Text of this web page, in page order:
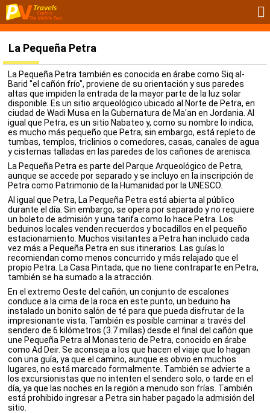
La Pequeña Petra
La Pequeña Petra también es conocida en árabe como Siq al-
Barid "el cañón frío", proviene de su orientación y sus paredes
altas que impiden la entrada de la mayor parte de la luz solar
disponible. Es un sitio arqueológico ubicado al Norte de Petra, en
ciudad de Wadi Musa en la Gubernatura de Ma'an en Jordania. Al
igual que Petra, es un sitio Nabateo y, como su nombre lo indica,
es mucho más pequeño que Petra; sin embargo, está repleto de
tumbas, templos, triclinios o comedores, casas, canales de agua
y cisternas talladas en las paredes de los cañones de arenisca.
La Pequeña Petra es parte del Parque Arqueológico de Petra,
aunque se accede por separado y se incluyo en la inscripción de
Petra como Patrimonio de la Humanidad por la UNESCO.
Al igual que Petra, La Pequeña Petra está abierta al público
durante el día. Sin embargo, se opera por separado y no requiere
un boleto de admisión y una tarifa como lo hace Petra. Los
beduinos locales venden recuerdos y bocadillos en el pequeño
estacionamiento. Muchos visitantes a Petra han incluido cada
vez más a Pequeña Petra en sus itinerarios. Las guías lo
recomiendan como menos concurrido y más relajado que el
propio Petra. La Casa Pintada, que no tiene contraparte en Petra,
también se ha sumado a la atracción.
En el extremo Oeste del cañón, un conjunto de escalones
conduce a la cima de la roca en este punto, un beduino ha
instalado un bonito salón de té para que pueda disfrutar de la
impresionante vista. También es posible caminar a través del
sendero de 6 kilómetros (3.7 millas) desde el final del cañón que
une Pequeña Petra al Monasterio de Petra, conocido en árabe
como Ad Deir. Se aconseja a los que hacen el viaje que lo hagan
con una guía, ya que el camino, aunque es obvio en muchos
lugares, no está marcado formalmente. También se advierte a
los excursionistas que no intenten el sendero solo, o tarde en el
día, ya que las noches en la región a menudo son frías. También
está prohibido ingresar a Petra sin haber pagado la admisión del
sitio.